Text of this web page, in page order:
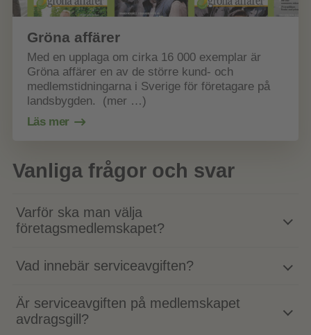
Gröna affärer
Med en upplaga om cirka 16 000 exemplar är
Gröna affärer en av de större kund- och
medlemstidningarna i Sverige för företagare på
landsbygden. (mer …)
Läs mer
Vanliga frågor och svar
Varför ska man välja
företagsmedlemskapet?
Vad innebär serviceavgiften?
Är serviceavgiften på medlemskapet
avdragsgill?